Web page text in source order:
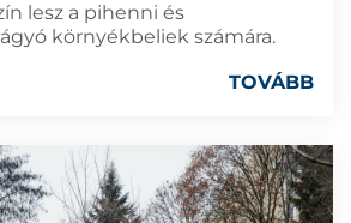
lesz a pihenni és
környékbeliek számára.
TOVÁBB